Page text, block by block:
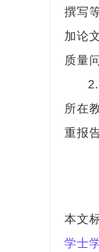
撰写
加论
质量
所在
重报
本文
学士